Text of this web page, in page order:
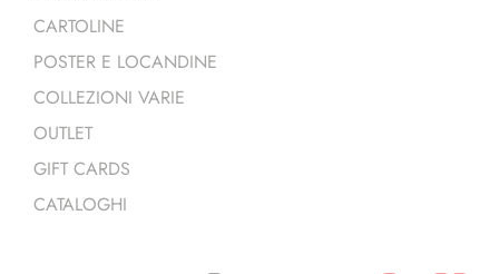
CARTOLINE
POSTER E LOCANDINE
COLLEZIONI VARIE
OUTLET
GIFT CARDS
CATALOGHI